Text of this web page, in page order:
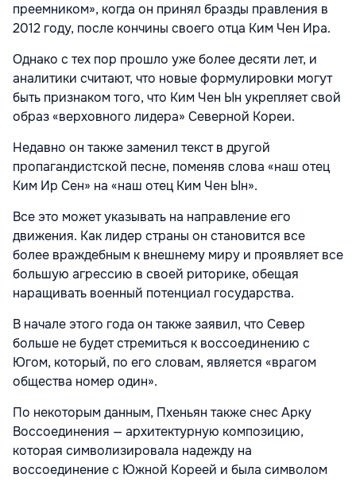
преемником», когда он принял бразды правления в
2012 году, после кончины своего отца Ким Чен Ира.
Однако с тех пор прошло уже более десяти лет, и
аналитики считают, что новые формулировки могут
быть признаком того, что Ким Чен Ын укрепляет свой
образ «верховного лидера» Северной Кореи.
Недавно он также заменил текст в другой
пропагандистской песне, поменяв слова «наш отец
Ким Ир Сен» на «наш отец Ким Чен Ын».
Все это может указывать на направление его
движения. Как лидер страны он становится все
более враждебным к внешнему миру и проявляет все
большую агрессию в своей риторике, обещая
наращивать военный потенциал государства.
В начале этого года он также заявил, что Север
больше не будет стремиться к воссоединению с
Югом, который, по его словам, является «врагом
общества номер один».
По некоторым данным, Пхеньян также снес Арку
Воссоединения — архитектурную композицию,
которая символизировала надежду на
воссоединение с Южной Кореей и была символом